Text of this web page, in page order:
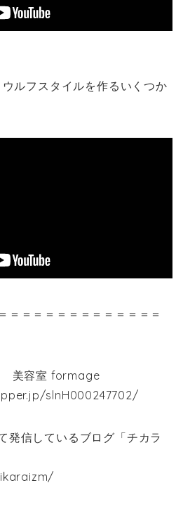
ルフスタイルを作るいくつか
＝＝＝＝＝＝＝＝＝＝＝＝＝
美容室 formage
slnH000247702/
発信しているブログ「チカラ